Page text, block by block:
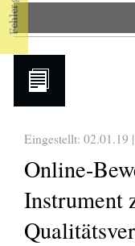
Eingestellt: 02.01.19
Online-
Instrument